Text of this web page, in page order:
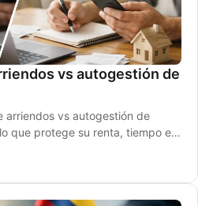
vs autogestión de
arriendos vs autogestión de
que protege su renta, tiempo e